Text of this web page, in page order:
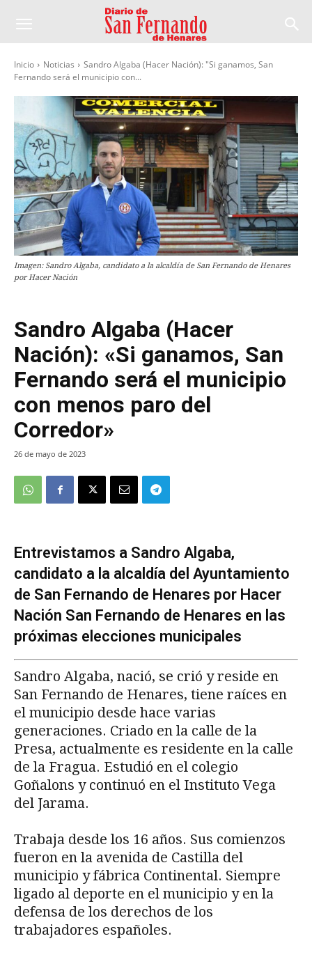
Inicio Noticias
Sandro Algaba (Hacer Nación): "Si ganamos, San
Fernando será el municipio con...
Imagen: Sandro Algaba, candidato a la alcaldía de San Fernando de Henares
por Hacer Nación
Sandro Algaba (Hacer
Nación): «Si ganamos, San
Fernando será el municipio
con menos paro del
Corredor»
26 de mayo de 2023
Entrevistamos a Sandro Algaba,
candidato a la alcaldía del Ayuntamiento
de San Fernando de Henares por Hacer
Nación San Fernando de Henares en las
próximas elecciones municipales
Sandro Algaba, nació, se crió y reside en
San Fernando de Henares, tiene raíces en
el municipio desde hace varias
generaciones. Criado en la calle de la
Presa, actualmente es residente en la calle
de la Fragua. Estudió en el colegio
Goñalons y continuó en el Instituto Vega
del Jarama.
Trabaja desde los 16 años. Sus comienzos
fueron en la avenida de Castilla del
municipio y fábrica Continental. Siempre
ligado al deporte en el municipio y en la
defensa de los derechos de los
trabajadores españoles.